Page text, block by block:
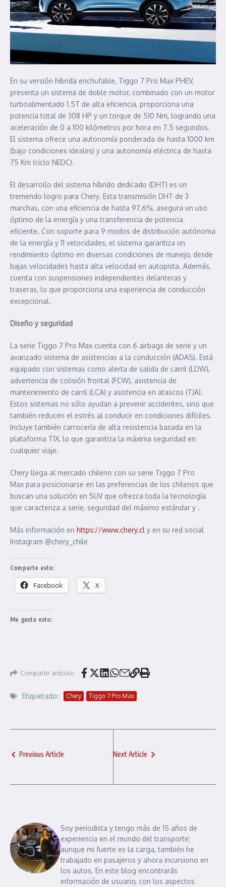
En su versión híbrida enchufable, Tiggo 7 Pro Max PHEV,
presenta un sistema de doble motor, combinado con un motor
turboalimentado 1.5T de alta eficiencia, proporciona una
potencia total de 308 HP y un torque de 510 Nm, logrando una
aceleración de 0 a 100 kilómetros por hora en 7.5 segundos.
El sistema ofrece una autonomía ponderada de hasta 1000 km
(bajo condiciones ideales) y una autonomía eléctrica de hasta
75 Km (ciclo NEDC).
El desarrollo del sistema híbrido dedicado (DHT) es un
tremendo logro para Chery. Esta transmisión DHT de 3
marchas, con una eficiencia de hasta 97,6%, asegura un uso
óptimo de la energía y una transferencia de potencia
eficiente. Con soporte para 9 modos de distribución autónoma
de la energía y 11 velocidades, el sistema garantiza un
rendimiento óptimo en diversas condiciones de manejo, desde
bajas velocidades hasta alta velocidad en autopista. Además,
cuenta con suspensiones independientes delanteras y
traseras, lo que proporciona una experiencia de conducción
excepcional.
Diseño y seguridad
La serie Tiggo 7 Pro Max cuenta con 6 airbags de serie y un
avanzado sistema de asistencias a la conducción (ADAS). Está
equipado con sistemas como alerta de salida de carril (LDW),
advertencia de colisión frontal (FCW), asistencia de
mantenimiento de carril (LCA) y asistencia en atascos (TJA).
Estos sistemas no sólo ayudan a prevenir accidentes, sino que
también reducen el estrés al conducir en condiciones difíciles.
Incluye también carrocería de alta resistencia basada en la
plataforma T1X, lo que garantiza la máxima seguridad en
cualquier viaje.
Chery llega al mercado chileno con su serie Tiggo 7 Pro
Max para posicionarse en las preferencias de los chilenos que
buscan una solución en SUV que ofrezca toda la tecnología
que caracteriza a serie, seguridad del máximo estándar y .
Más información en https://www.chery.cl y en su red social
Instagram @chery_chile
Comparte esto:
Facebook X
Me gusta esto:
Compartir artículo
Etiquetado: Chery Tiggo 7 Pro Max
Previous Article Next Article
Soy periodista y tengo más de 15 años de
experiencia en el mundo del transporte;
aunque mi fuerte es la carga, también he
trabajado en pasajeros y ahora incursiono en
los autos. En este blog encontrarás
información de usuario, con los aspectos